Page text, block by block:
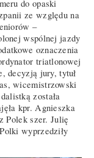
do opaski
ze względu na
–
wspólnej jazdy
oznaczenia
triatlonowej
decyzją jury, tytuł
wicemistrzowski
została
kpr. Agnieszka
Polek szer. Julię
wyprzedziły